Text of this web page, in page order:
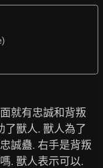
就有忠誠和背叛
了獸人. 獸人為了
誠蠱. 右手是背叛
. 獸人表示可以.